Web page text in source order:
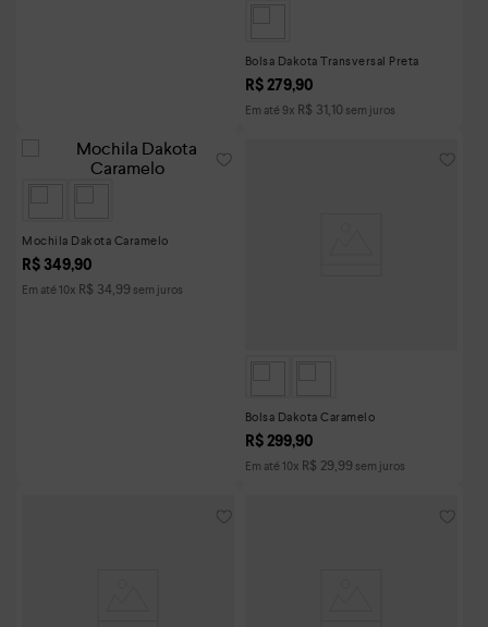
Bolsa Dakota Transversal Preta
R$ 279,90
Em até 9x R$ 31,10sem juros
Mochila Dakota Caramelo
R$ 349,90
Em até 10x R$ 34,99 sem juros
Bolsa Dakota Caramelo
R$ 299,90
Em até 10x R$ 29,99 sem juros